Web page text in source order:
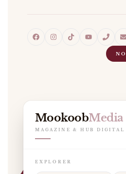
MookoobMedia
MAGAZINE & HUB DIGITAL
EXPLORER